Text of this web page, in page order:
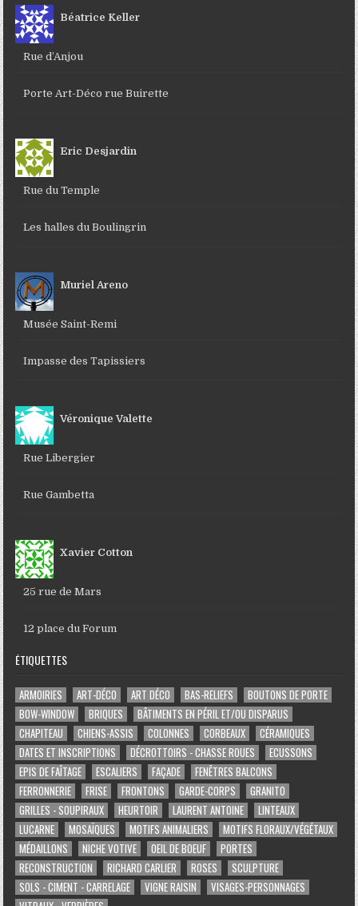
Béatrice Keller
Rue d’Anjou
Porte Art-Déco rue Buirette
Eric Desjardin
Rue du Temple
Les halles du Boulingrin
Muriel Areno
Musée Saint-Remi
Impasse des Tapissiers
Véronique Valette
Rue Libergier
Rue Gambetta
Xavier Cotton
25 rue de Mars
12 place du Forum
ÉTIQUETTES
ARMOIRIES ART-DÉCO ART DÉCO BAS-RELIEFS
BOUTONS DE PORTE
BOW-WINDOW
BRIQUES
BÂTIMENTS EN PÉRIL ET/OU DISPARUS
CHAPITEAU
CHIENS-ASSIS COLONNES CORBEAUX
CÉRAMIQUES
DATES ET INSCRIPTIONS
DÉCROTTOIRS - CHASSE ROUES
ECUSSONS
EPIS DE FAÎTAGE
ESCALIERS FAÇADE
FENÊTRES BALCONS
FERRONNERIE
FRISE FRONTONS GARDE-CORPS
GRANITO
GRILLES - SOUPIRAUX
HEURTOIR LAURENT ANTOINE
LINTEAUX
LUCARNE
MOSAÏQUES MOTIFS ANIMALIERS
MOTIFS FLORAUX/VÉGÉTAUX
MÉDAILLONS
NICHE VOTIVE OEIL DE BOEUF
PORTES
RECONSTRUCTION
RICHARD CARLIER ROSES
SCULPTURE
SOLS - CIMENT - CARRELAGE
VIGNE RAISIN
VISAGES-PERSONNAGES